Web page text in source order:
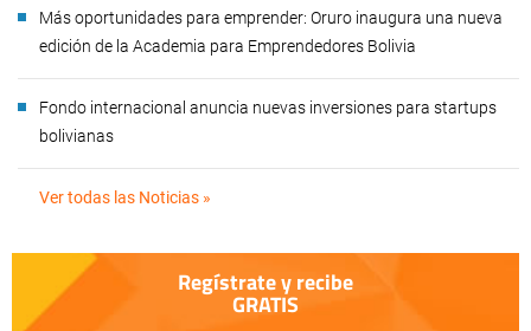
Más oportunidades para emprender: Oruro inaugura una nueva
edición de la Academia para Emprendedores Bolivia
Fondo internacional anuncia nuevas inversiones para startups
bolivianas
Ver todas las Noticias »
Regístrate y recibe
GRATIS